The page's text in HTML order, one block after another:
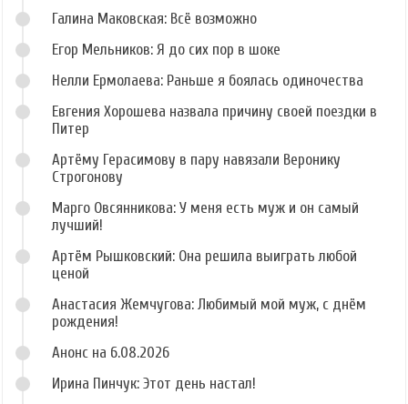
Галина Маковская: Всё возможно
Егор Мельников: Я до сих пор в шоке
Нелли Ермолаева: Раньше я боялась одиночества
Евгения Хорошева назвала причину своей поездки в
Питер
Артёму Герасимову в пару навязали Веронику
Строгонову
Марго Овсянникова: У меня есть муж и он самый
лучший!
Артём Рышковский: Она решила выиграть любой
ценой
Анастасия Жемчугова: Любимый мой муж, с днём
рождения!
Анонс на 6.08.2026
Ирина Пинчук: Этот день настал!